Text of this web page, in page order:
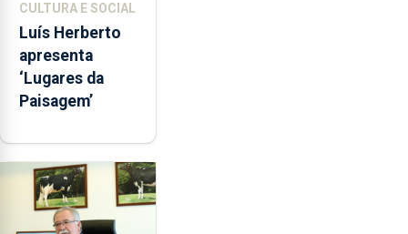
CULTURA E SOCIAL
Luís Herberto
apresenta
‘Lugares da
Paisagem’